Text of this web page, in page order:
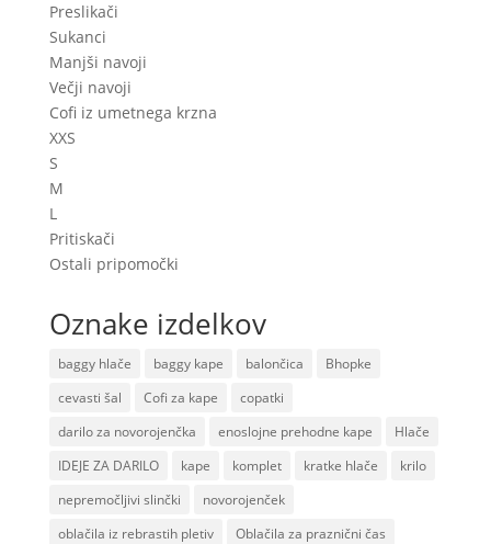
Preslikači
Sukanci
Manjši navoji
Večji navoji
Cofi iz umetnega krzna
XXS
S
M
L
Pritiskači
Ostali pripomočki
Oznake izdelkov
baggy hlače baggy kape balončica
Bhopke
cevasti šal
Cofi za kape
copatki
darilo za novorojenčka
enoslojne prehodne kape
Hlače
IDEJE ZA DARILO
kape komplet kratke hlače
krilo
nepremočljivi slinčki
novorojenček
oblačila iz rebrastih pletiv
Oblačila za praznični čas